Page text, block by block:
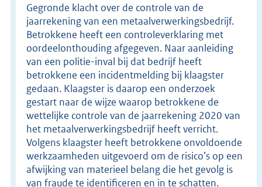
Gegronde klacht over de controle van de
jaarrekening van een metaalverwerkingsbedrijf.
Betrokkene heeft een controleverklaring met
oordeelonthouding afgegeven. Naar aanleiding
van een politie-inval bij dat bedrijf heeft
betrokkene een incidentmelding bij klaagster
gedaan. Klaagster is daarop een onderzoek
gestart naar de wijze waarop betrokkene de
wettelijke controle van de jaarrekening 2020 van
het metaalverwerkingsbedrijf heeft verricht.
Volgens klaagster heeft betrokkene onvoldoende
werkzaamheden uitgevoerd om de risico’s op een
afwijking van materieel belang die het gevolg is
van fraude te identificeren en in te schatten.